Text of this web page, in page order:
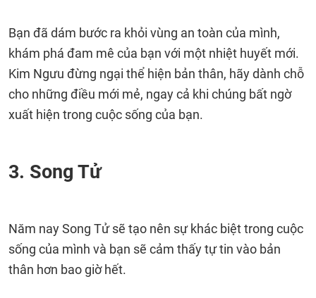
Bạn đã dám bước ra khỏi vùng an toàn của mình,
khám phá đam mê của bạn với một nhiệt huyết mới.
Kim Ngưu đừng ngại thể hiện bản thân, hãy dành chỗ
cho những điều mới mẻ, ngay cả khi chúng bất ngờ
xuất hiện trong cuộc sống của bạn.
3. Song Tử
Năm nay Song Tử sẽ tạo nên sự khác biệt trong cuộc
sống của mình và bạn sẽ cảm thấy tự tin vào bản
thân hơn bao giờ hết.